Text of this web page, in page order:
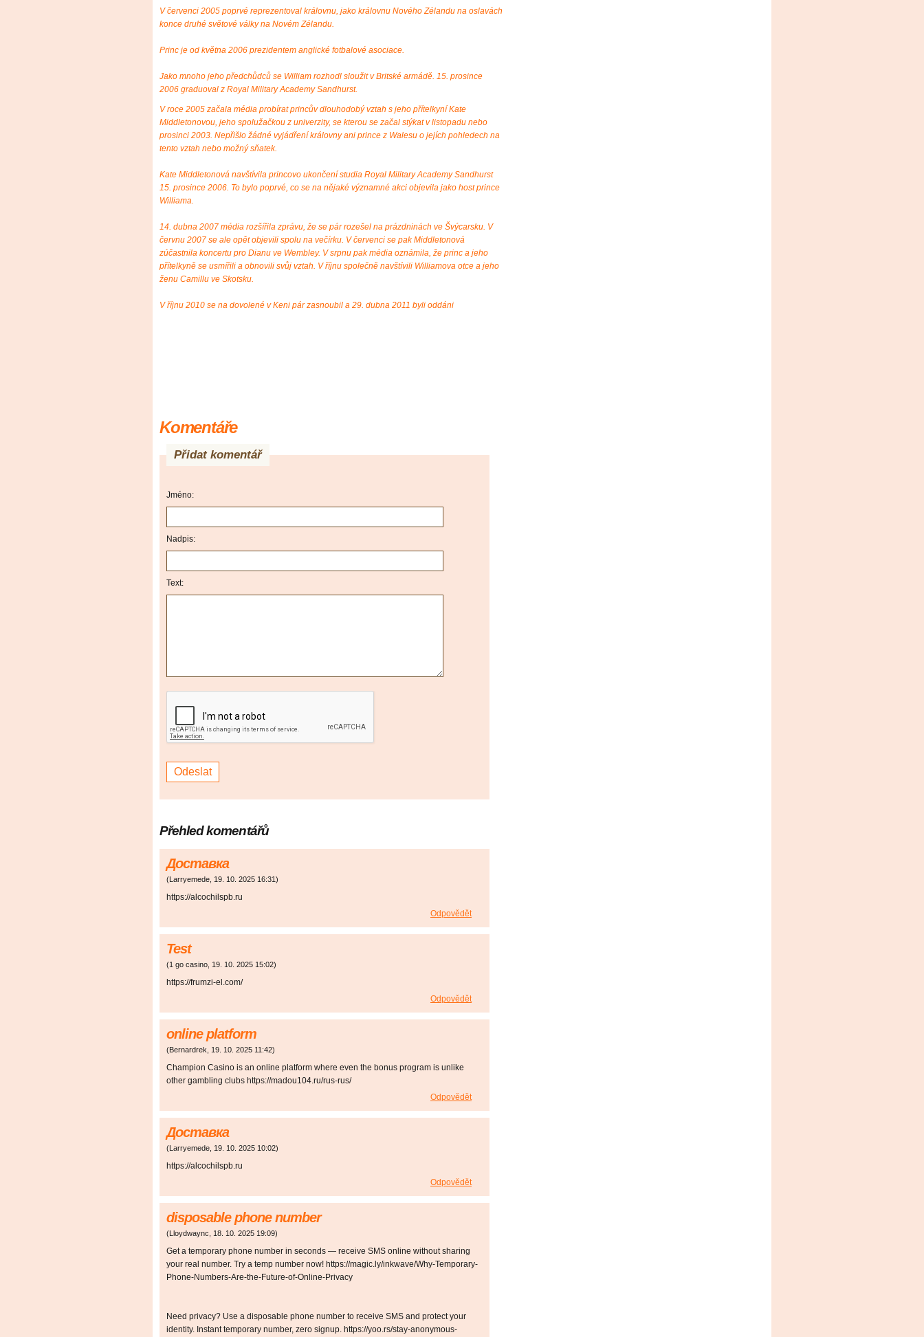
V červenci 2005 poprvé reprezentoval královnu, jako královnu Nového Zélandu na oslavách
konce druhé světové války na Novém Zélandu.
Princ je od května 2006 prezidentem anglické fotbalové asociace.
Jako mnoho jeho předchůdců se William rozhodl sloužit v Britské armádě. 15. prosince
2006 graduoval z Royal Military Academy Sandhurst.
V roce 2005 začala média probírat princův dlouhodobý vztah s jeho přítelkyní Kate
Middletonovou, jeho spolužačkou z univerzity, se kterou se začal stýkat v listopadu nebo
prosinci 2003. Nepřišlo žádné vyjádření královny ani prince z Walesu o jejích pohledech na
tento vztah nebo možný sňatek.
Kate Middletonová navštívila princovo ukončení studia Royal Military Academy Sandhurst
15. prosince 2006. To bylo poprvé, co se na nějaké významné akci objevila jako host prince
Williama.
14. dubna 2007 média rozšířila zprávu, že se pár rozešel na prázdninách ve Švýcarsku. V
červnu 2007 se ale opět objevili spolu na večírku. V červenci se pak Middletonová
zúčastnila koncertu pro Dianu ve Wembley. V srpnu pak média oznámila, že princ a jeho
přítelkyně se usmířili a obnovili svůj vztah. V říjnu společně navštívili Williamova otce a jeho
ženu Camillu ve Skotsku.
V říjnu 2010 se na dovolené v Keni pár zasnoubil a 29. dubna 2011 byli oddáni
Komentáře
Přidat komentář
Jméno:
Nadpis:
Text:
Přehled komentářů
Доставка
(Larryemede 19. 10. 2025 16:31)
https://alcochilspb.ru
Odpovědět
Test
(1 go casino 19. 10. 2025 15:02)
https://frumzi-el.com/
Odpovědět
online platform
(Bernardrek 19. 10. 2025 11:42)
Champion Casino is an online platform where even the bonus program is unlike
other gambling clubs https://madou104.ru/rus-rus/
Odpovědět
Доставка
(Larryemede 19. 10. 2025 10:02)
https://alcochilspb.ru
Odpovědět
disposable phone number
(Lloydwaync 18. 10. 2025 19:09)
Get a temporary phone number in seconds — receive SMS online without sharing
your real number. Try a temp number now! https://magic.ly/inkwave/Why-Temporary-
Phone-Numbers-Are-the-Future-of-Online-Privacy
Need privacy? Use a disposable phone number to receive SMS and protect your
identity. Instant temporary number, zero signup. https://yoo.rs/stay-anonymous-